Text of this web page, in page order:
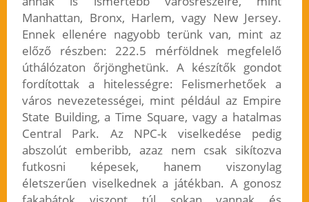
Manhattan, Bronx, Harlem, vagy New Jersey.
Ennek ellenére nagyobb terünk van, mint az
előző részben: 222.5 mérföldnek megfelelő
úthálózaton őrjönghetünk. A készítők gondot
fordítottak a hitelességre: Felismerhetőek a
város nevezetességei, mint például az Empire
State Building, a Time Square, vagy a hatalmas
Central Park. Az NPC-k viselkedése pedig
abszolút emberibb, azaz nem csak sikítozva
futkosni képesek, hanem viszonylag
életszerűen viselkednek a játékban. A gonosz